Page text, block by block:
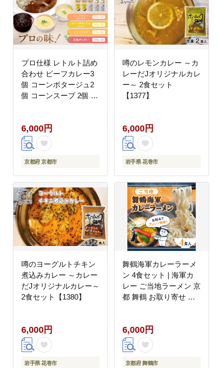
さと納税 ］
プロ仕様 レトルト詰め
合わせ ビーフカレー3
個 コーンポタージュ2
個 コーンスープ 2個 京
レトルトスープ ［ 京都
レトルト食品メーカー
プロ用 ビーフカレー ス
ープ ポタージュ ぜんざ
すすめ カレー 洋食 ス
イーツ お菓子 和菓子
レトルト 非常食 保存食
グルメ お取り寄せ 通販
送料無料 ふるさと納税
］
6,000円
京都府 京都市
噂のレモンカレー ～カ
レーだJオリジナルカレ
ー～ 2食セット
【1377】
6,000円
岩手県 花巻市
噂のヨーグルトチキン
煮込みカレー ～カレー
だJオリジナルカレー～
2食セット【1380】
6,000円
岩手県 花巻市
舞鶴海軍カレーラーメ
ン 4食セット | 海軍カ
レー ご当地ラーメン 京
都 舞鶴 お取り寄せ 常
えめ 時短ごはん 夜食
保存食 ご当地グルメ カ
レー好き 海上自衛隊 土
産 人気
6,000円
京都府 舞鶴市